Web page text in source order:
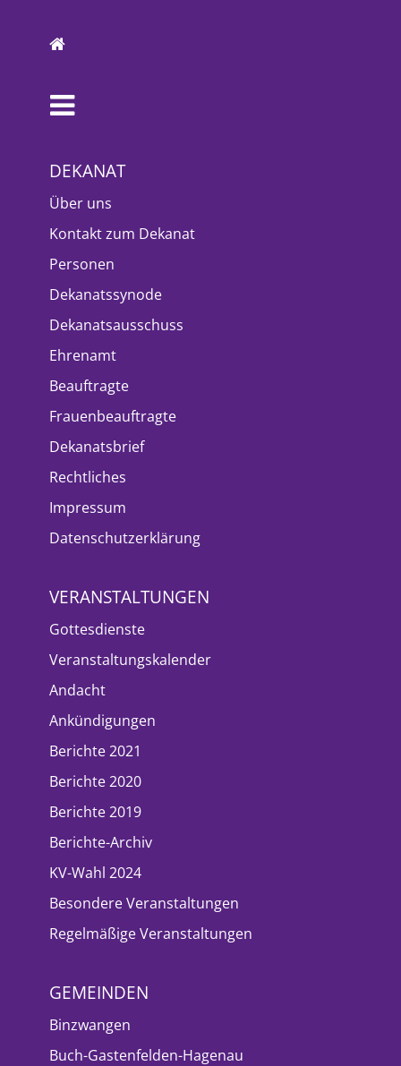
DEKANAT
Über uns
Kontakt zum Dekanat
Personen
Dekanatssynode
Dekanatsausschuss
Ehrenamt
Beauftragte
Frauenbeauftragte
Dekanatsbrief
Rechtliches
Impressum
Datenschutzerklärung
VERANSTALTUNGEN
Gottesdienste
Veranstaltungskalender
Andacht
Ankündigungen
Berichte 2021
Berichte 2020
Berichte 2019
Berichte-Archiv
KV-Wahl 2024
Besondere Veranstaltungen
Regelmäßige Veranstaltungen
GEMEINDEN
Binzwangen
Buch-Gastenfelden-Hagenau